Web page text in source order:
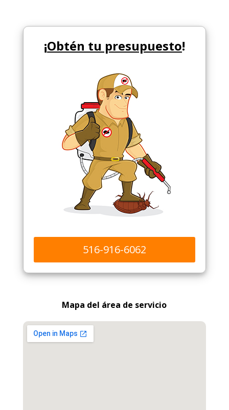
¡Obtén tu presupuesto!
516-916-6062
Mapa del área de servicio